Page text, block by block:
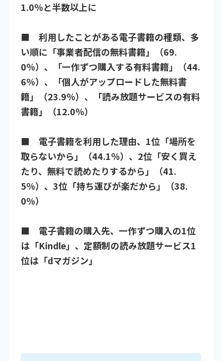
1.0％と半数以上に
■ 利用したことがある電子書籍の種類、多
い順に「事業者配信の無料書籍」（69.
0％）、「一作ずつ購入する有料書籍」（44.
6％）、「個人がアップロードした無料書
籍」（23.9％）、「読み放題サービスの有料
書籍」（12.0％）
■ 電子書籍を利用した理由、1位「場所を
取らないから」（44.1％）、2位「安く買え
たり、無料で読めたりするから」（41.
5％）、3位「持ち運びが楽だから」（38.
0％）
■ 電子書籍の購入先、一作ずつ購入の1位
は「Kindle」、定額制の読み放題サービス1
位は「dマガジン」